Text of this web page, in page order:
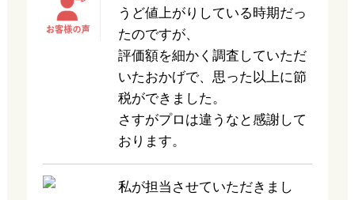
うど値上がりしている時期だっ
たのですが、
評価額を細かく調査していただ
いたおかげで、思った以上に節
税ができました。
さすがプロは違うなと感謝して
おります。
私が担当させていただきまし